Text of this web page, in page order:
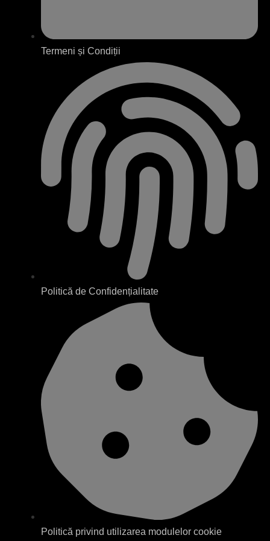
Termeni și Condiții
Politică de Confidențialitate
Politică privind utilizarea modulelor cookie